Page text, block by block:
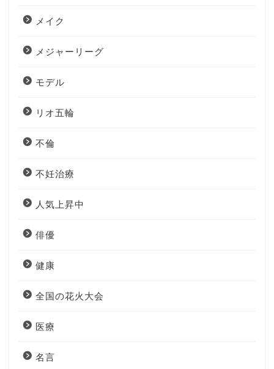
メイク
メジャーリーグ
モデル
リオ五輪
不倫
不妊治療
人気上昇中
俳優
健康
全国の花火大会
医療
名言